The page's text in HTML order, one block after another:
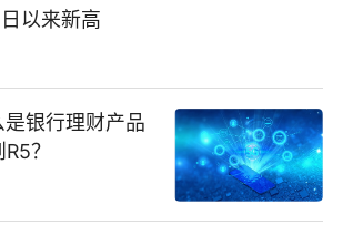
以来新高
银行理财产品
？